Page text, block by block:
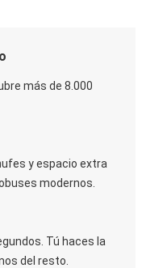
más de 8.000
y espacio extra
modernos.
Tú haces la
del resto.